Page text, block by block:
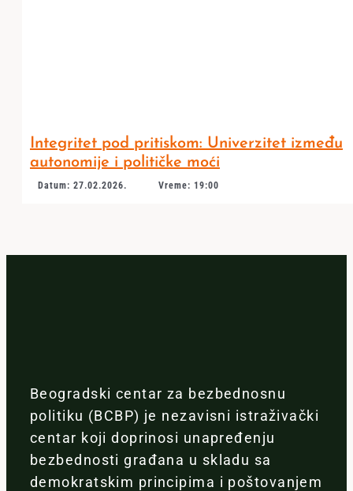
Integritet pod pritiskom: Univerzitet između
autonomije i političke moći
Datum: 27.02.2026. Vreme: 19:00
Beogradski centar za bezbednosnu
politiku (BCBP) je nezavisni istraživački
centar koji doprinosi unapređenju
bezbednosti građana u skladu sa
demokratskim principima i poštovanjem